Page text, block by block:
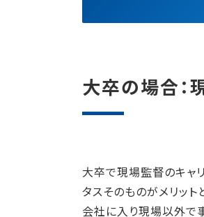
大卒の場合：
大卒で現場監督のキャ
タスそのものがメリット
会社に入り現場以外で